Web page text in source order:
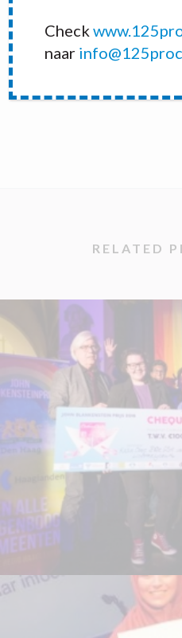
henzelf, hun familie en
armoede. De Haagse
waren moderators van
en presenteerde de
RELATED
Check
naar